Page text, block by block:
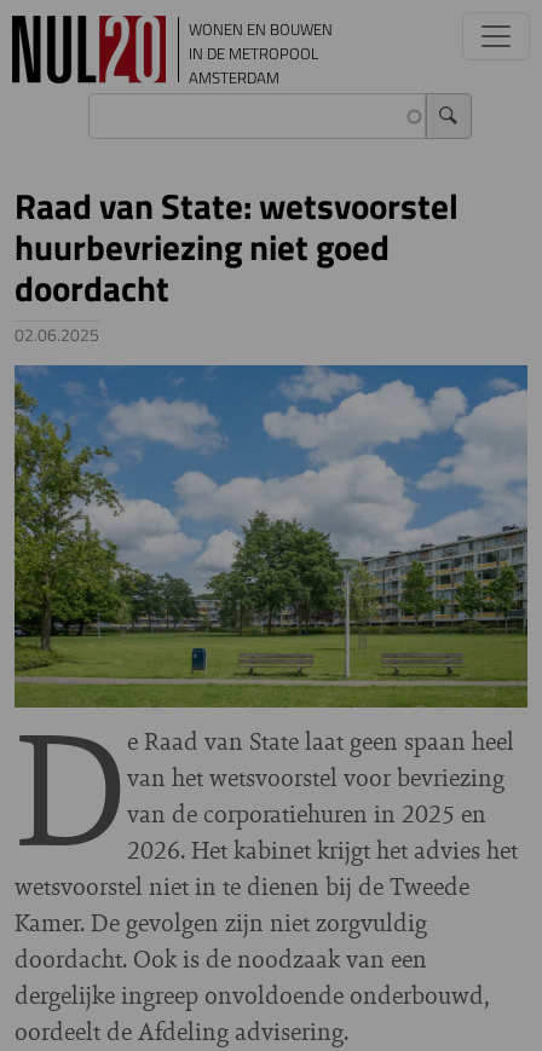
Overslaan en naar de inhoud gaan
WONEN EN BOUWEN
IN DE METROPOOL
AMSTERDAM
Raad van State: wetsvoorstel
huurbevriezing niet goed
doordacht
02.06.2025
Image
D e Raad van State laat geen spaan heel
van het wetsvoorstel voor bevriezing
van de corporatiehuren in 2025 en
2026. Het kabinet krijgt het advies het
wetsvoorstel niet in te dienen bij de Tweede
Kamer. De gevolgen zijn niet zorgvuldig
doordacht. Ook is de noodzaak van een
dergelijke ingreep onvoldoende onderbouwd,
oordeelt de Afdeling advisering.